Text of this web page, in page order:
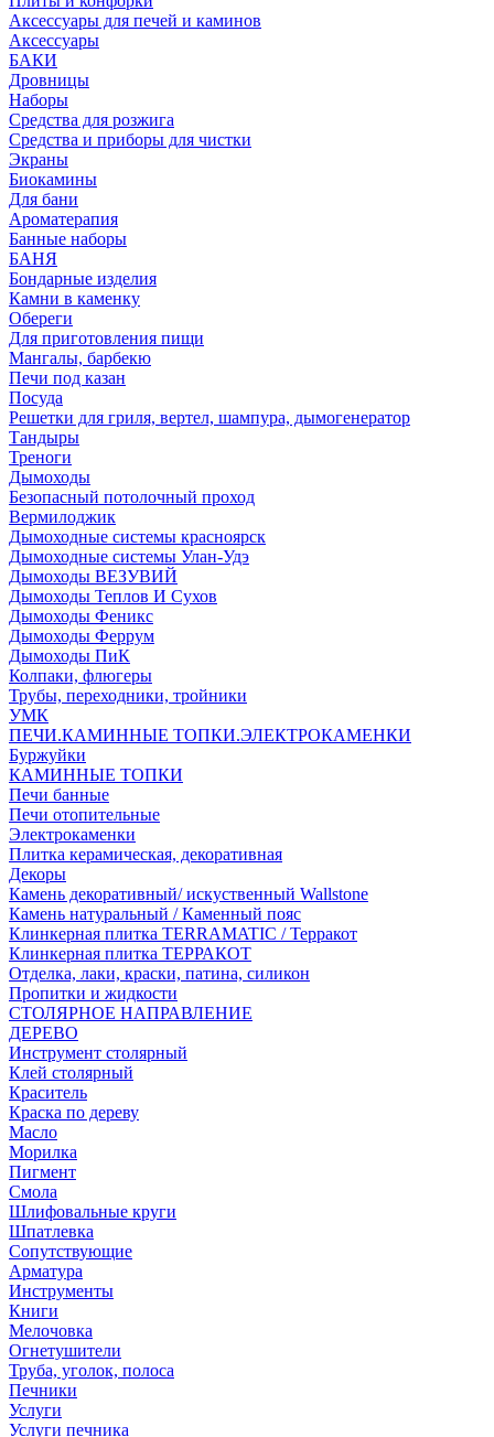
Аксессуары для печей и каминов
Аксессуары
БАКИ
Дровницы
Наборы
Средства для розжига
Средства и приборы для чистки
Экраны
Биокамины
Для бани
Ароматерапия
Банные наборы
БАНЯ
Бондарные изделия
Камни в каменку
Обереги
Для приготовления пищи
Мангалы, барбекю
Печи под казан
Посуда
Решетки для гриля, вертел, шампура, дымогенератор
Тандыры
Треноги
Дымоходы
Безопасный потолочный проход
Вермилоджик
Дымоходные системы красноярск
Дымоходные системы Улан-Удэ
Дымоходы ВЕЗУВИЙ
Дымоходы Теплов И Сухов
Дымоходы Феникс
Дымоходы Феррум
Дымоходы ПиК
Колпаки, флюгеры
Трубы, переходники, тройники
УМК
ПЕЧИ.КАМИННЫЕ ТОПКИ.ЭЛЕКТРОКАМЕНКИ
Буржуйки
КАМИННЫЕ ТОПКИ
Печи банные
Печи отопительные
Электрокаменки
Плитка керамическая, декоративная
Декоры
Камень декоративный/ искуственный Wallstone
Камень натуральный / Каменный пояс
Клинкерная плитка TERRAMATIC / Терракот
Клинкерная плитка ТЕРРАКОТ
Отделка, лаки, краски, патина, силикон
Пропитки и жидкости
СТОЛЯРНОЕ НАПРАВЛЕНИЕ
ДЕРЕВО
Инструмент столярный
Клей столярный
Краситель
Краска по дереву
Масло
Морилка
Пигмент
Смола
Шлифовальные круги
Шпатлевка
Сопутствующие
Арматура
Инструменты
Книги
Мелочовка
Огнетушители
Труба, уголок, полоса
Печники
Услуги
Услуги печника